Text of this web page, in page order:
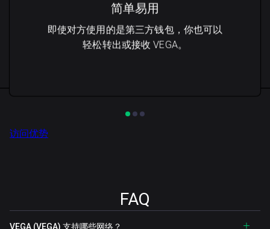
简单易用
即使对方使用的是第三方钱包，你也可以
轻松转出或接收 VEGA。
访问优势
FAQ
VEGA (VEGA) 支持哪些网络？